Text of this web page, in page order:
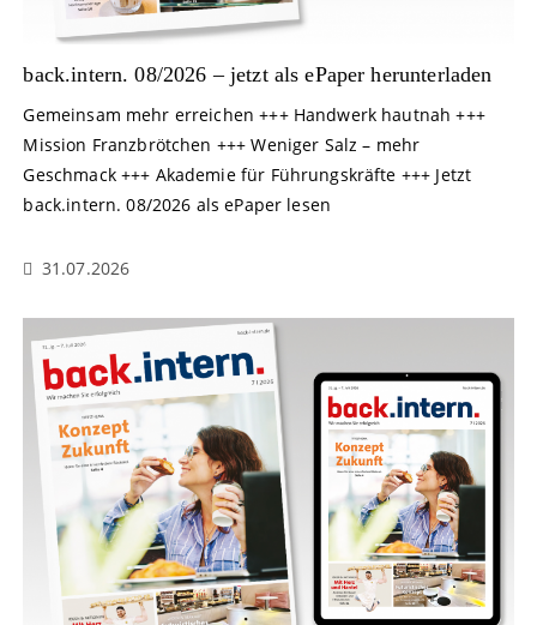
back.intern. 08/2026 – jetzt als ePaper herunterladen
Gemeinsam mehr erreichen +++ Handwerk hautnah +++
Mission Franzbrötchen +++ Weniger Salz – mehr
Geschmack +++ Akademie für Führungskräfte +++ Jetzt
back.intern. 08/2026 als ePaper lesen
31.07.2026